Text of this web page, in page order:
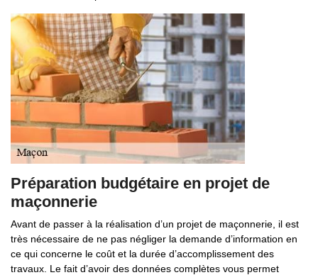
Préparation budgétaire en projet de
maçonnerie
Avant de passer à la réalisation d’un projet de maçonnerie, il est
très nécessaire de ne pas négliger la demande d’information en
ce qui concerne le coût et la durée d’accomplissement des
travaux. Le fait d’avoir des données complètes vous permet